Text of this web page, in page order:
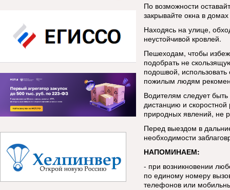
По возможности
закрывайте окна в
Находясь на улице,
неустойчивой кровлей.
Пешеходам, чтобы
подобрать не
подошвой,
пожилым людям
Водителям следует
дистанцию и
природных явлений, не
Перед выездом в
необходимости
НАПОМИНАЕМ:
- при возникновении
по единому номеру
телефонов или